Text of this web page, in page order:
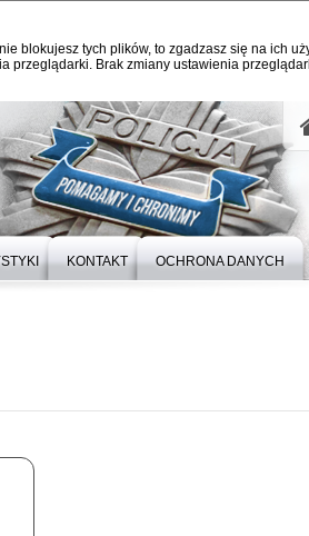
blokujesz tych plików, to zgadzasz się na ich
przeglądarki. Brak zmiany ustawienia
KONTAKT OCHRONA DANYCH